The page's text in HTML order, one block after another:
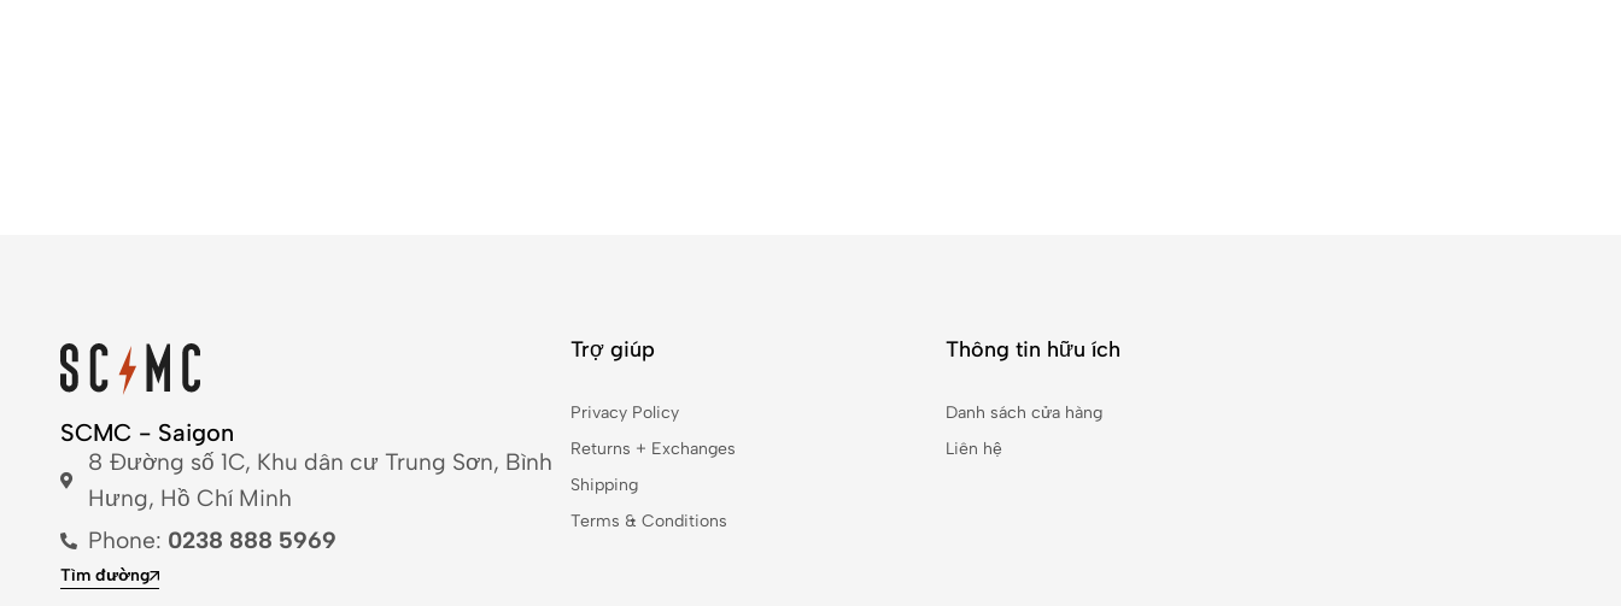
SCMC - Saigon
8 Đường số 1C, Khu dân cư Trung Sơn, Bình
Hưng, Hồ Chí Minh
Phone: 0238 888 5969
Tìm đường
Trợ giúp
Privacy Policy
Returns + Exchanges
Shipping
Terms & Conditions
Thông tin hữu ích
Danh sách cửa hàng
Liên hệ